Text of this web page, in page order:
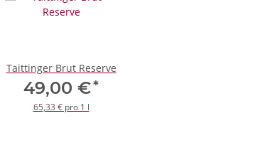
Taittinger Brut Reserve
49,00 €*
65,33 € pro 1 l